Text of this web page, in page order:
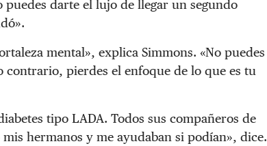
darte el lujo de llegar un segundo
mental», explica Simmons. «No puedes
pierdes el enfoque de lo que es tu
tipo LADA. Todos sus compañeros de
hermanos y me ayudaban si podían», dice.